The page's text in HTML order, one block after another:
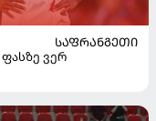
ᲡᲐᲤᲠᲐᲜᲒᲔᲗᲘ
ვერ